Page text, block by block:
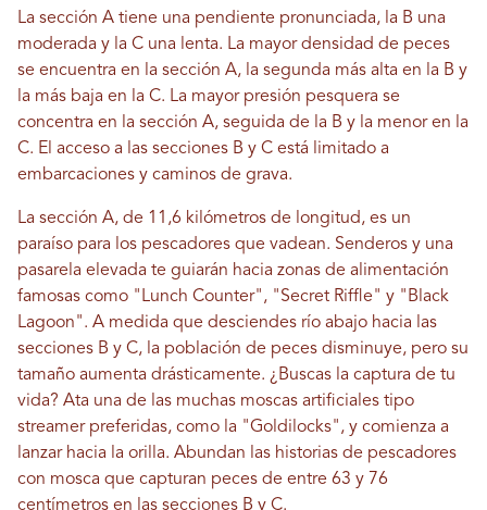
La sección A tiene una pendiente pronunciada, la B una
moderada y la C una lenta. La mayor densidad de peces
se encuentra en la sección A, la segunda más alta en la B y
la más baja en la C. La mayor presión pesquera se
concentra en la sección A, seguida de la B y la menor en la
C. El acceso a las secciones B y C está limitado a
embarcaciones y caminos de grava.
La sección A, de 11,6 kilómetros de longitud, es un
paraíso para los pescadores que vadean. Senderos y una
pasarela elevada te guiarán hacia zonas de alimentación
famosas como "Lunch Counter", "Secret Riffle" y "Black
Lagoon". A medida que desciendes río abajo hacia las
secciones B y C, la población de peces disminuye, pero su
tamaño aumenta drásticamente. ¿Buscas la captura de tu
vida? Ata una de las muchas moscas artificiales tipo
streamer preferidas, como la "Goldilocks", y comienza a
lanzar hacia la orilla. Abundan las historias de pescadores
con mosca que capturan peces de entre 63 y 76
centímetros en las secciones B y C.